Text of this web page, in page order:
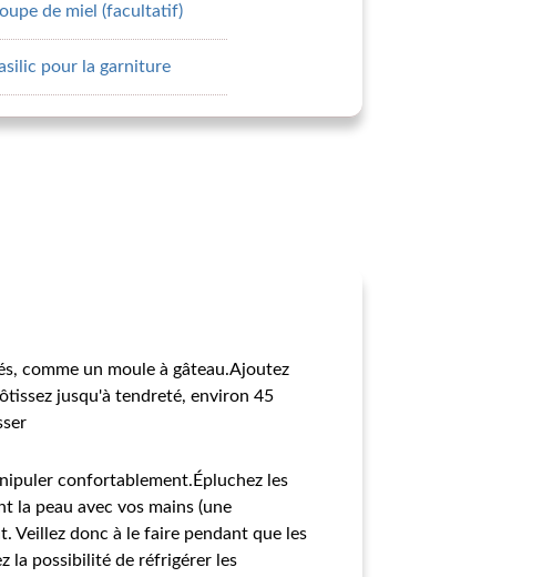
de miel (facultatif)
pour la garniture
comme un moule à gâteau.Ajoutez
jusqu'à tendreté, environ 45
confortablement.Épluchez les
la peau avec vos mains (une
Veillez donc à le faire pendant que les
la possibilité de réfrigérer les